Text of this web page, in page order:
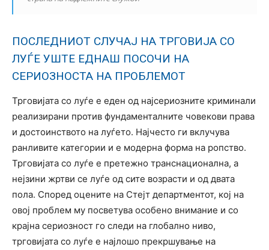
ПОСЛЕДНИОТ СЛУЧАЈ НА ТРГОВИЈА СО
ЛУЃЕ УШТЕ ЕДНАШ ПОСОЧИ НА
СЕРИОЗНОСТА НА ПРОБЛЕМОТ
Трговијата со луѓе е еден од најсериозните криминали
реализирани против фундаменталните човекови права
и достоинството на луѓето. Најчесто ги вклучува
ранливите категории и е модерна форма на ропство.
Трговијата со луѓе е претежно транснационална, а
нејзини жртви се луѓе од сите возрасти и од двата
пола. Според оцените на Стејт департментот, кој на
овој проблем му посветува особено внимание и со
крајна сериозност го следи на глобално ниво,
трговијата со луѓе е најлошо прекршување на